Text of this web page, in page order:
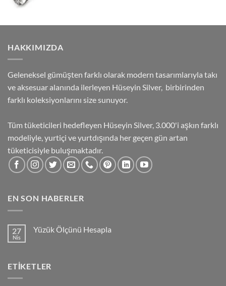
HAKKIMIZDA
Geleneksel gümüşten farklı olarak modern tasarımlarıyla takı
ve aksesuar alanında ilerleyen Hüseyin Silver, birbirinden
farklı koleksiyonlarını size sunuyor.
Tüm tüketicileri hedefleyen Hüseyin Silver, 3.000'i aşkın farklı
modeliyle, yurtiçi ve yurtdışında her geçen gün artan
tüketicisiyle buluşmaktadır.
EN SON HABERLER
27
Nis
Yüzük Ölçünü Hesapla
Hesapla
ETIKETLER